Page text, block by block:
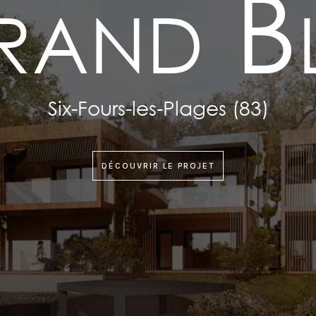
Six-Fours-les-Plages (83)
DÉCOUVRIR LE PROJET